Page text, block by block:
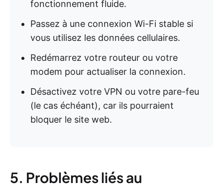
fonctionnement fluide.
Passez à une connexion Wi-Fi stable si
vous utilisez les données cellulaires.
Redémarrez votre routeur ou votre
modem pour actualiser la connexion.
Désactivez votre VPN ou votre pare-feu
(le cas échéant), car ils pourraient
bloquer le site web.
5. Problèmes liés au